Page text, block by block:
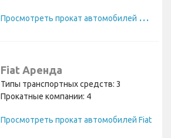
П
росмотреть прокат автомобилей Suzuki
Fiat Аренда
Типы транспортных средств: 3
Прокатные компании: 4
Просмотреть прокат автомобилей Fiat